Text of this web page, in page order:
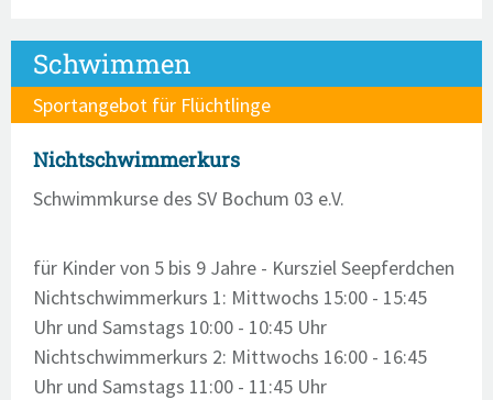
Schwimmen
Sportangebot für Flüchtlinge
Nichtschwimmerkurs
Schwimmkurse des SV Bochum 03 e.V.
für Kinder von 5 bis 9 Jahre - Kursziel Seepferdchen
Nichtschwimmerkurs 1: Mittwochs 15:00 - 15:45
Uhr und Samstags 10:00 - 10:45 Uhr
Nichtschwimmerkurs 2: Mittwochs 16:00 - 16:45
Uhr und Samstags 11:00 - 11:45 Uhr